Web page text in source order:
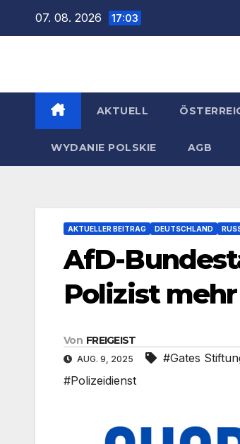
07. 08. 2026 17:03
AKTUELL
WYDANIE POLSKIE AGB
AKTUELLER BEITRAG DEUTSCHLAND
AfD-
Polizist
Von FREIGEIST
AUG. 9, 2025 #Gates
#Polizeidienst